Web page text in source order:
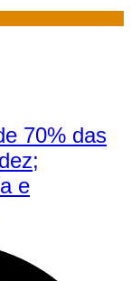
70% das
e